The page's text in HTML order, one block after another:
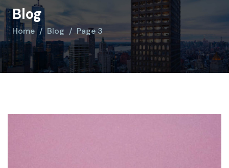
Blog
Home Blog Page 3